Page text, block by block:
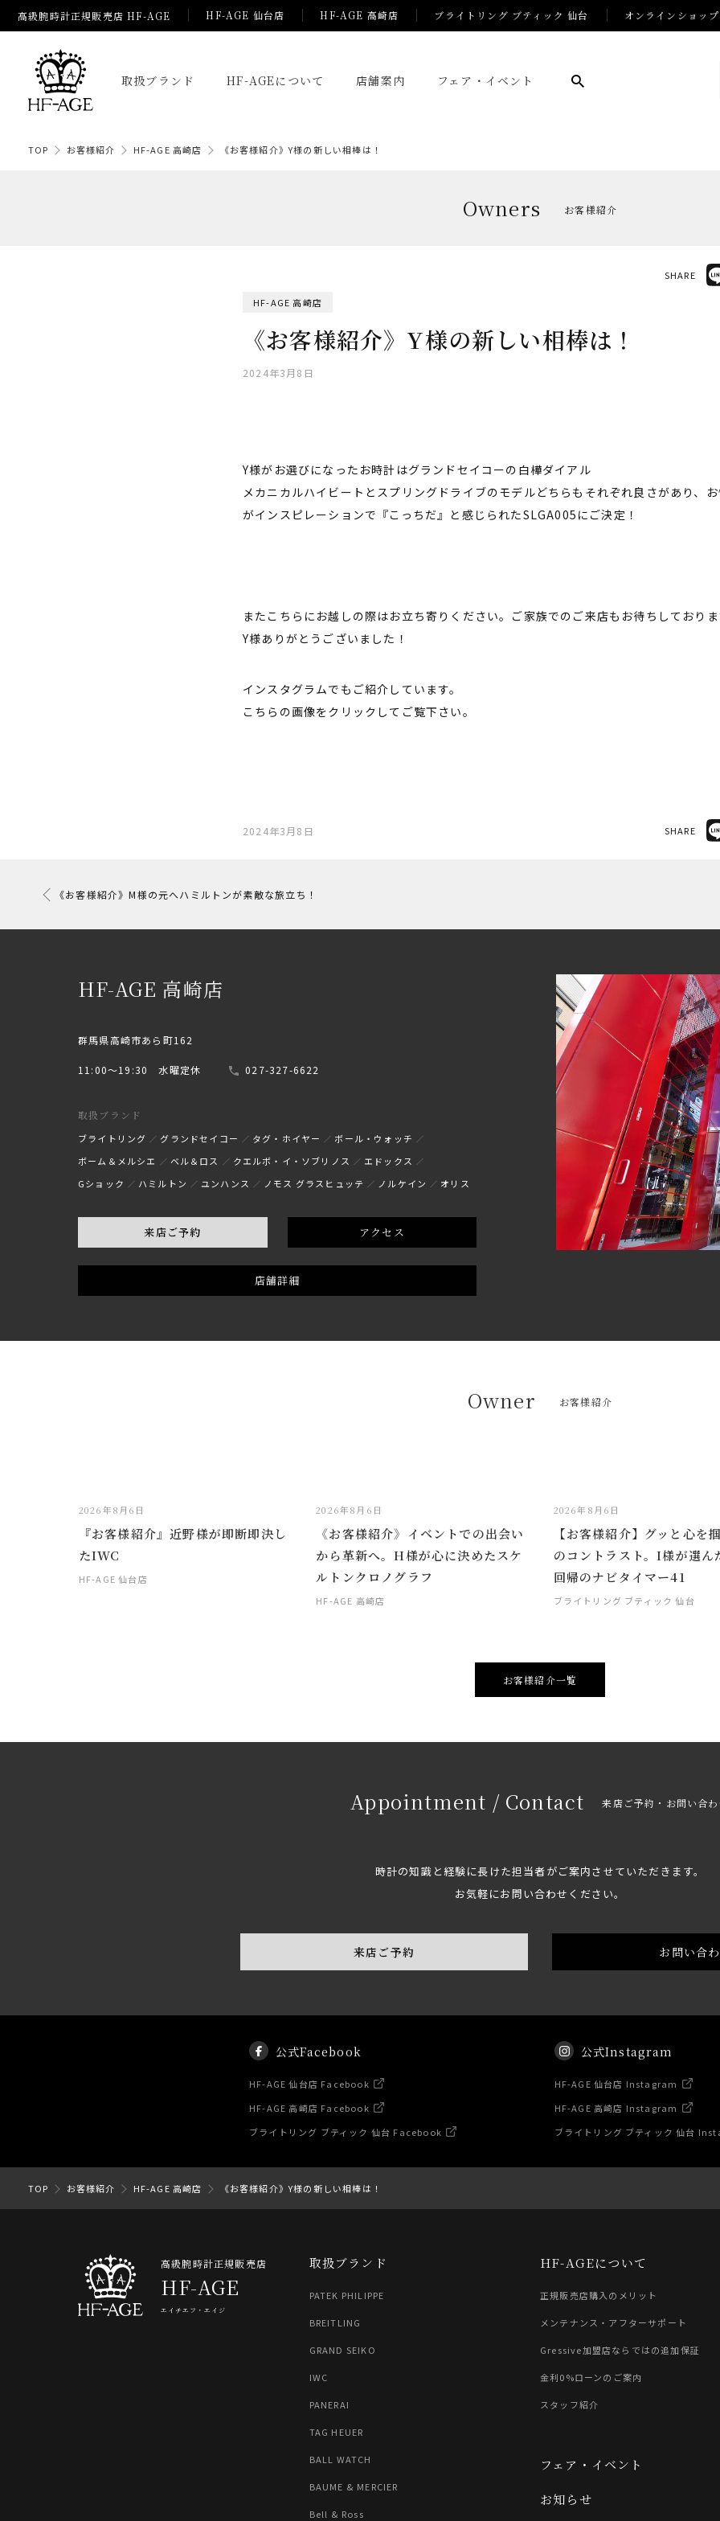
高級腕時計正規販売店 HF-AGE HF-AGE 仙台店 HF-AGE 高崎店 ブライトリング ブティック 仙台 オンラインショップ
取扱ブランド HF-AGEについて 店舗案内 フェア・イベント
TOP お客様紹介 HF-AGE 高崎店 《お客様紹介》Y様の新しい相棒は！
Owners お客様紹介
HF-AGE 高崎店
《お客様紹介》Y様の新しい相棒は！
2024年3月8日
SHARE
Y様がお選びになったお時計はグランドセイコーの白樺ダイアル
メカニカルハイビートとスプリングドライブのモデルどちらもそれぞれ良さがあり、
がインスピレーションで『こっちだ』と感じられたSLGA005にご決定！
またこちらにお越しの際はお立ち寄りください。ご家族でのご来店もお待ちしており
Y様ありがとうございました！
インスタグラムでもご紹介しています。
こちらの画像をクリックしてご覧下さい。
2024年3月8日 SHARE
《お客様紹介》M様の元へハミルトンが素敵な旅立ち！
HF-AGE 高崎店
群馬県高崎市あら町162
11:00〜19:30 水曜定休 027-327-6622
取扱ブランド
ブライトリング グランドセイコー タグ・ホイヤー
ボール・ウォッチ
ボーム＆メルシエ
ベル＆ロス クエルボ・イ・ソブリノス
エドックス
Gショック
ハミルトン ユンハンス ノモス グラスヒュッテ ノルケイン オリス
来店ご予約 アクセス
店舗詳細
Owner お客様紹介
2026年8月6日
『お客様紹介』近野様が即断即決し
たIWC
HF-AGE 仙台店
2026年8月6日
《お客様紹介》イベントでの出会い
から革新へ。H様が心に決めたスケ
ルトンクロノグラフ
HF-AGE 高崎店
2026年8月6日
【お客様紹介】グッと心を
のコントラスト。I様が選ん
回帰のナビタイマー41
ブライトリング ブティック 仙台
お客様紹介一覧
Appointment / Contact 来店ご予約・お問い合
時計の知識と経験に長けた担当者がご案内させていただきます。
お気軽にお問い合わせください。
来店ご予約 お問い合
公式Facebook
HF-AGE 仙台店 Facebook
HF-AGE 高崎店 Facebook
ブライトリング ブティック 仙台 Facebook
公式Instagram
HF-AGE 仙台店 Instagram
HF-AGE 高崎店 Instagram
ブライトリング ブティック 仙台
TOP お客様紹介 HF-AGE 高崎店 《お客様紹介》Y様の新しい相棒は！
高級腕時計正規販売店
HF-AGE
エイチエフ・エイジ
取扱ブランド
PATEK PHILIPPE
BREITLING
GRAND SEIKO
IWC
PANERAI
TAG HEUER
BALL WATCH
BAUME & MERCIER
Bell & Ross
HF-AGEについて
正規販売店購入のメリット
メンテナンス・アフターサポート
Gressive加盟店ならではの追加保証
金利0%ローンのご案内
スタッフ紹介
フェア・イベント
お知らせ